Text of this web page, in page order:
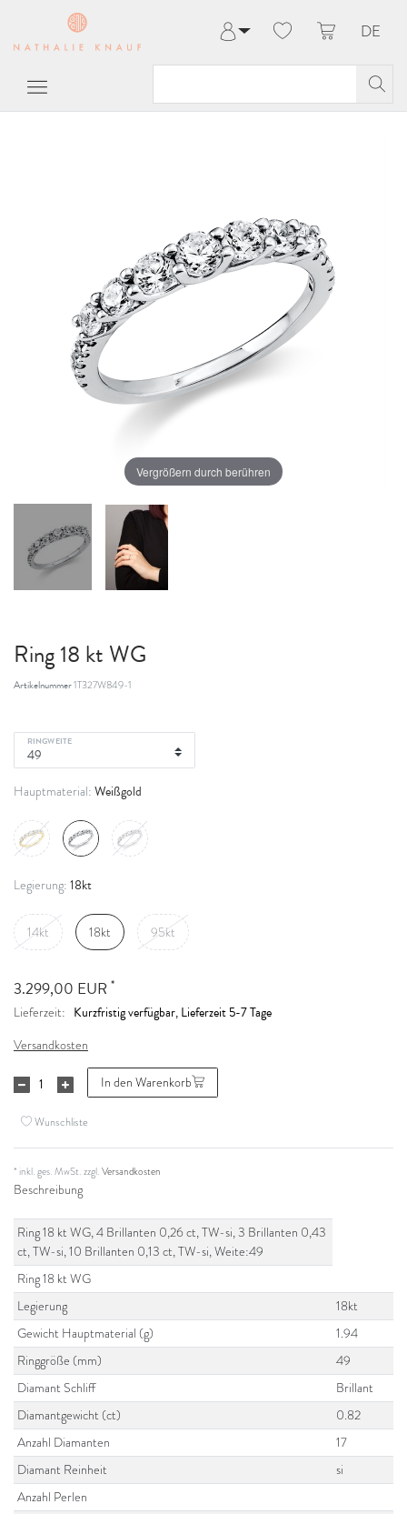
Meine Bestellungen
DE
Vergrößern durch berühren
Ring 18 kt WG
Artikelnummer1T327W849-1
RINGWEITE
Hauptmaterial: Weißgold
Legierung: 18kt
14kt 18kt 95kt
3.299,00 EUR *
Lieferzeit: Kurzfristig verfügbar, Lieferzeit 5-7 Tage
Versandkosten
In den Warenkorb
Wunschliste
* inkl. ges. MwSt. zzgl.Versandkosten
Beschreibung
Ring 18 kt WG, 4 Brillanten 0,26 ct, TW-si, 3 Brillanten 0,43
ct, TW-si, 10 Brillanten 0,13 ct, TW-si, Weite:49
Ring 18 kt WG
Legierung
18kt
Gewicht Hauptmaterial (g)
1.94
Ringgröße (mm)
49
Diamant Schliff
Brillant
Diamantgewicht (ct)
0.82
Anzahl Diamanten
17
Diamant Reinheit
si
Anzahl Perlen